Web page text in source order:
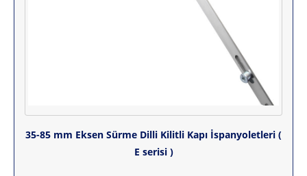
35-85 mm Eksen Sürme Dilli Kilitli Kapı İspanyoletleri (
E serisi )